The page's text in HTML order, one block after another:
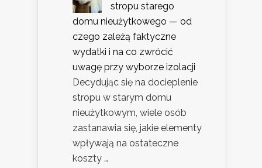
stropu starego
domu nieużytkowego — od
czego zależą faktyczne
wydatki i na co zwrócić
uwagę przy wyborze izolacji
Decydując się na docieplenie
stropu w starym domu
nieużytkowym, wiele osób
zastanawia się, jakie elementy
wpływają na ostateczne
koszty …